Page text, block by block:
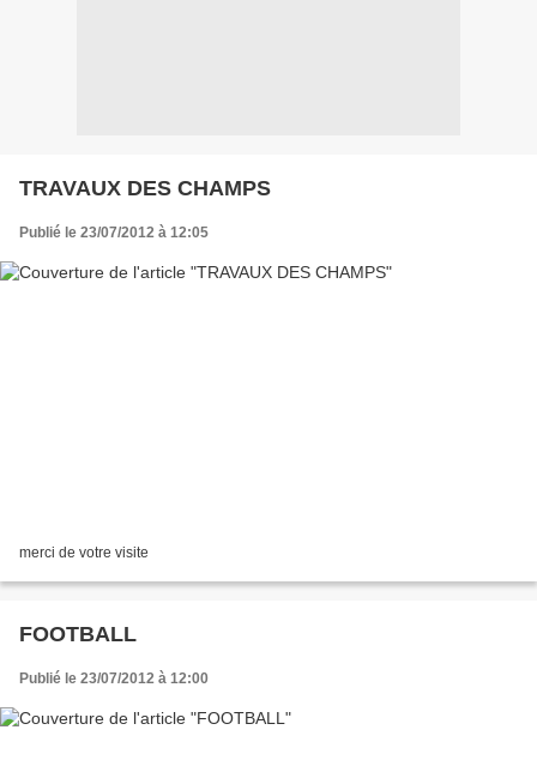
TRAVAUX DES CHAMPS
Publié le 23/07/2012 à 12:05
merci de votre visite
FOOTBALL
Publié le 23/07/2012 à 12:00